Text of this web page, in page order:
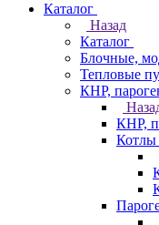
Каталог
Назад
Каталог
Блочные,
Тепловые
КНР,
КНР,
Котлы